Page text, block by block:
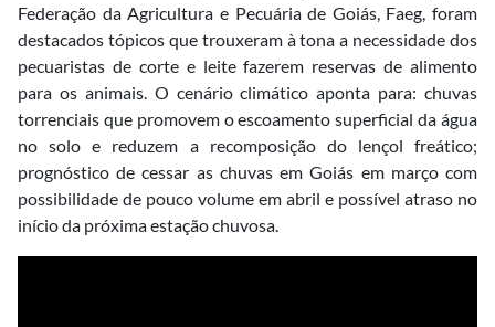
Federação da Agricultura e Pecuária de Goiás, Faeg, foram
destacados tópicos que trouxeram à tona a necessidade dos
pecuaristas de corte e leite fazerem reservas de alimento
para os animais. O cenário climático aponta para: chuvas
torrenciais que promovem o escoamento superficial da água
no solo e reduzem a recomposição do lençol freático;
prognóstico de cessar as chuvas em Goiás em março com
possibilidade de pouco volume em abril e possível atraso no
início da próxima estação chuvosa.